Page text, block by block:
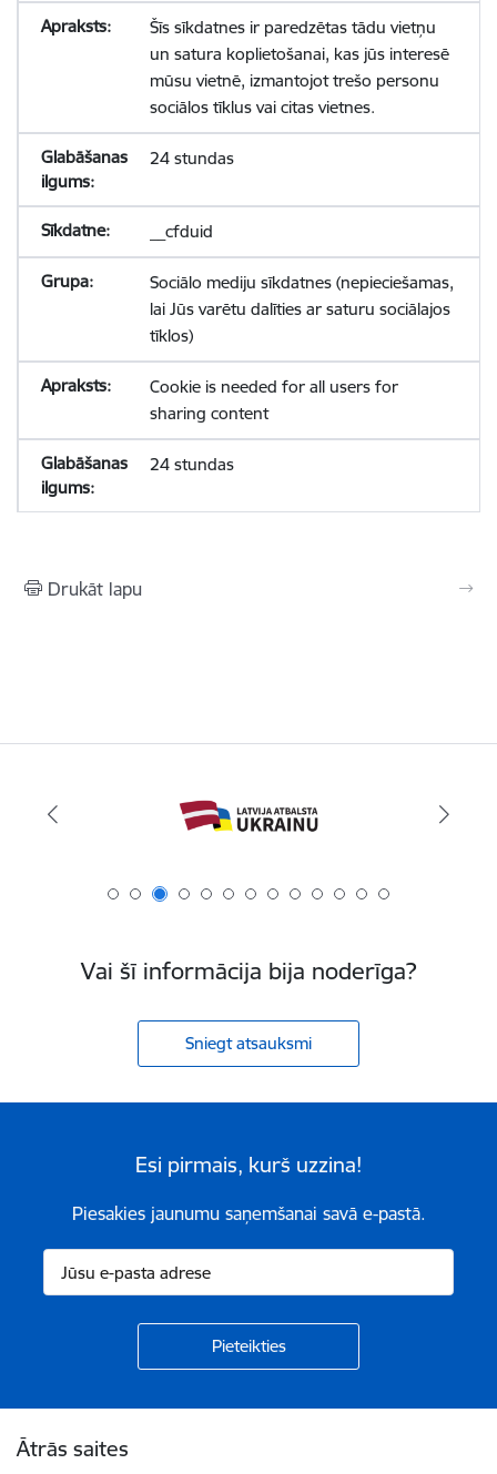
Šīs sīkdatnes ir paredzētas tādu vietņu
un satura koplietošanai, kas jūs interesē
mūsu vietnē, izmantojot trešo personu
sociālos tīklus vai citas vietnes.
24 stundas
__cfduid
Sociālo mediju sīkdatnes (nepieciešamas,
lai Jūs varētu dalīties ar saturu sociālajos
tīklos)
Cookie is needed for all users for
sharing content
24 stundas
Drukāt lapu
Vai šī informācija bija noderīga?
Sniegt atsauksmi
Esi pirmais, kurš uzzina!
Piesakies jaunumu saņemšanai savā e-pastā.
Ātrās saites